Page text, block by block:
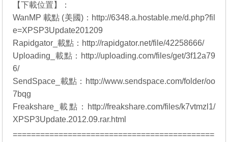
【下載位置】：
WanMP 載點 (美國)： http://6348.a.hostable.me/d.php?fil
e=XPSP3Update201209
Rapidgator_載點： http://rapidgator.net/file/42258666/
Uploading_載點： http://uploading.com/files/get/3f12a79
6/
SendSpace_載點： http://www.sendspace.com/folder/oo
7bqg
Freakshare_載點：
http://freakshare.com/files/k7vtmzl1/
XPSP3Update.2012.09.rar.html
============================================